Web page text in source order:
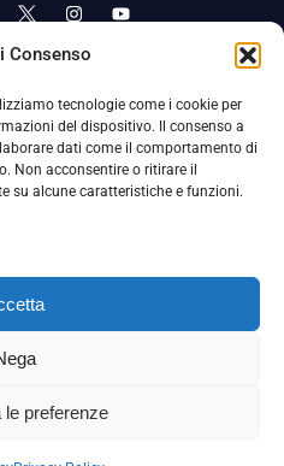
Consenso
tecnologie come i cookie per
del dispositivo. Il consenso a
dati come il comportamento di
Non acconsentire o ritirare il
su alcune caratteristiche e funzioni.
le preferenze
Cookie Policy
Personali (DPO), figura specializzata che vigila sulle modalità
per tutelare i Suoi dati personali.
DPO può scrivere a
Codice Etico, consultabile al seguente link:
il Codice Etico